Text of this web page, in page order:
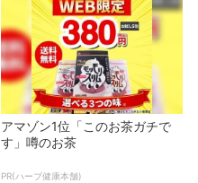
アマゾン1位「このお茶ガチで
す」噂のお茶
PR(ハーブ健康本舗)